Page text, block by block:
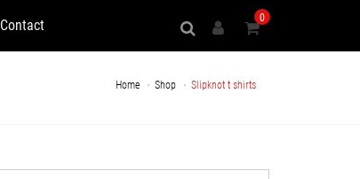
0
Contact
Home Shop Slipknot t shirts